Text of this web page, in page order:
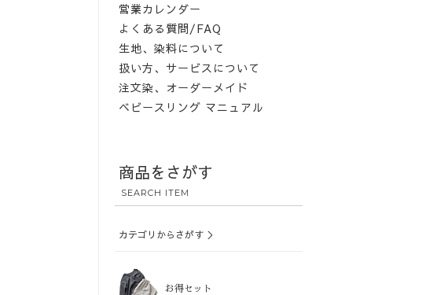
営業カレンダー
よくある質問/FAQ
生地、染料について
扱い方、サービスについて
注文染、オーダーメイド
ベビースリング マニュアル
商品をさがす
SEARCH ITEM
カテゴリからさがす ＞
お得セット